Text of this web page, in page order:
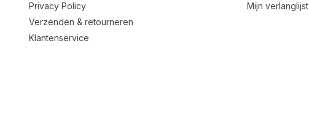
Privacy Policy
Verzenden & retourneren
Klantenservice
Mijn verlanglijst